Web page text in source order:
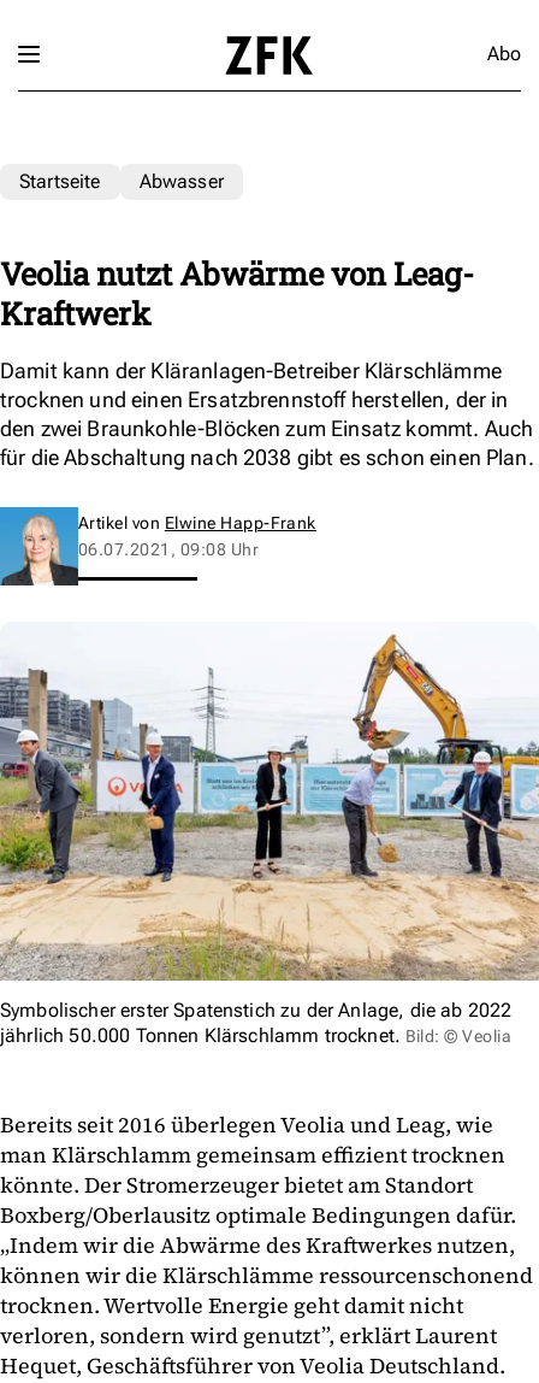
Abo
Startseite Abwasser
Veolia nutzt Abwärme von Leag-
Kraftwerk
Damit kann der Kläranlagen-Betreiber Klärschlämme
trocknen und einen Ersatzbrennstoff herstellen, der in
den zwei Braunkohle-Blöcken zum Einsatz kommt. Auch
für die Abschaltung nach 2038 gibt es schon einen Plan.
Artikel von Elwine Happ-Frank
06.07.2021, 09:08 Uhr
Symbolischer erster Spatenstich zu der Anlage, die ab 2022
jährlich 50.000 Tonnen Klärschlamm trocknet. Bild: © Veolia
Bereits seit 2016 überlegen Veolia und Leag, wie
man Klärschlamm gemeinsam effizient trocknen
könnte. Der Stromerzeuger bietet am Standort
Boxberg/Oberlausitz optimale Bedingungen dafür.
„Indem wir die Abwärme des Kraftwerkes nutzen,
können wir die Klärschlämme ressourcenschonend
trocknen. Wertvolle Energie geht damit nicht
verloren, sondern wird genutzt”, erklärt Laurent
Hequet, Geschäftsführer von Veolia Deutschland.